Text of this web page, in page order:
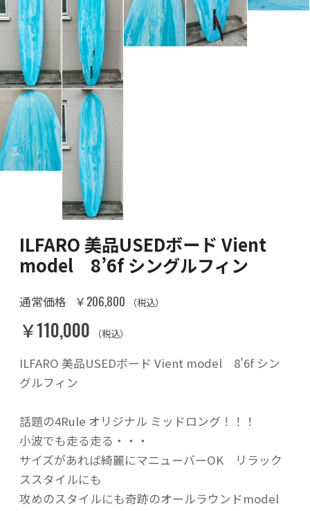
ILFARO 美品USEDボード Vient
model 8’6f シングルフィン
通常価格 ￥206,800 （税込）
￥110,000 （税込）
ILFARO 美品USEDボード Vient model 8’6f シン
グルフィン
話題の4Rule オリジナル ミッドロング！！！
小波でも走る走る・・・
サイズがあれば綺麗にマニューバーOK リラック
ススタイルにも
攻めのスタイルにも奇跡のオールラウンドmodel